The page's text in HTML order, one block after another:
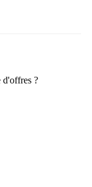
d'offres ?